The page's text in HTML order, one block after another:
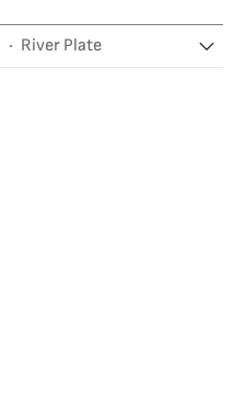
River Plate